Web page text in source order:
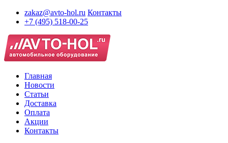
zakaz@avto-hol.ru Контакты
+7 (495) 518-00-25
Главная
Новости
Статьи
Доставка
Оплата
Акции
Контакты